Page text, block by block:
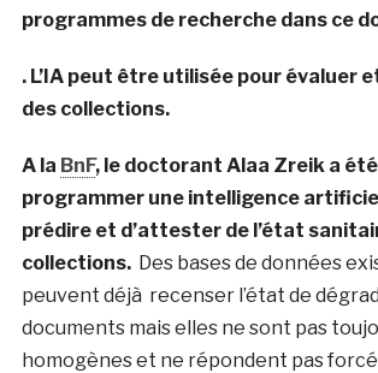
programmes de recherche dans ce
. L’IA peut être utilisée pour évaluer
des collections.
A la BnF, le doctorant Alaa Zreik a
programmer une intelligence
prédire et d’attester de l’état
collections.Des bases de données
peuvent déjà recenser l’état de
documents mais elles ne sont pas
homogènes et ne répondent pas